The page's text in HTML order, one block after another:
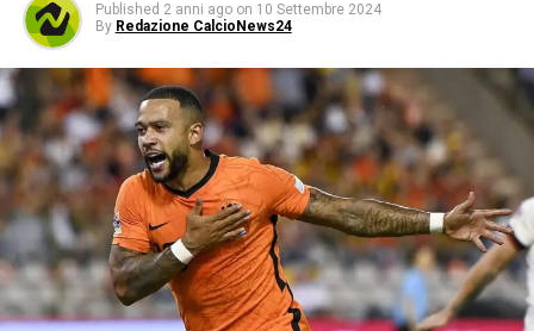
Published 2 anni ago on 10 Settembre 2024
By Redazione CalcioNews24